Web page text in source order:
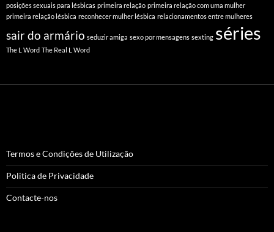
posições sexuais para lésbicas primeira relação primeira relação com uma mulher
primeira relação lésbica reconhecer mulher lésbica relacionamentos entre mulheres
sair do armário seduzir amiga sexo por mensagens sexting séries
The L Word The Real L Word
Termos e Condições de Utilização
Politica de Privacidade
Contacte-nos